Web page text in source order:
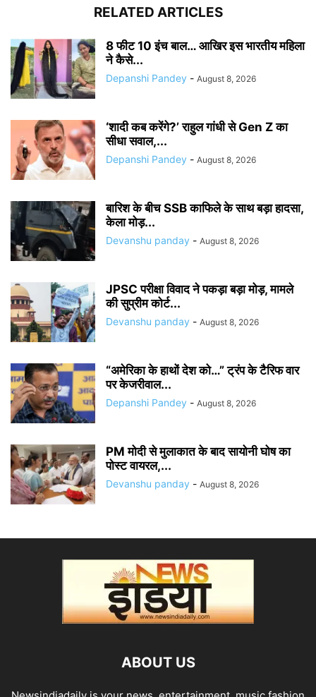
RELATED ARTICLES
8 फीट 10 इंच बाल… आखिर इस भारतीय महिला
ने कैसे...
Depanshi Pandey - August 8, 2026
‘शादी कब करेंगे?’ राहुल गांधी से Gen Z का
सीधा सवाल,...
Depanshi Pandey - August 8, 2026
बारिश के बीच SSB काफिले के साथ बड़ा हादसा,
केला मोड़...
Devanshu panday - August 8, 2026
JPSC परीक्षा विवाद ने पकड़ा बड़ा मोड़, मामले
की सुप्रीम कोर्ट...
Devanshu panday - August 8, 2026
“अमेरिका के हाथों देश को…” ट्रंप के टैरिफ वार
पर केजरीवाल...
Depanshi Pandey - August 8, 2026
PM मोदी से मुलाकात के बाद सायोनी घोष का
पोस्ट वायरल,...
Devanshu panday - August 8, 2026
ABOUT US